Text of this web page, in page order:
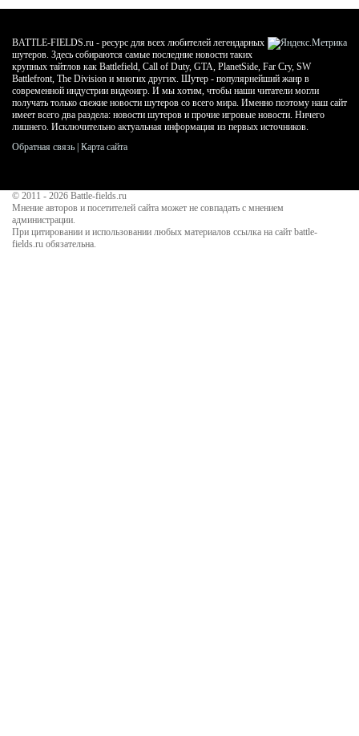
BATTLE-FIELDS.ru - ресурс для всех любителей легендарных
шутеров. Здесь собираются самые последние новости таких
крупных тайтлов как Battlefield, Call of Duty, GTA, PlanetSide, Far Cry, SW
Battlefront, The Division и многих других. Шутер - популярнейший жанр в
современной индустрии видеоигр. И мы хотим, чтобы наши читатели могли
получать только свежие новости шутеров со всего мира. Именно поэтому наш сайт
имеет всего два раздела: новости шутеров и прочие игровые новости. Ничего
лишнего. Исключительно актуальная информация из первых источников.
Обратная связь Карта сайта
© 2011 - 2026 Battle-fields.ru
Мнение авторов и посетителей сайта может не совпадать с мнением
администрации.
При цитировании и использовании любых материалов ссылка на сайт battle-
fields.ru обязательна.